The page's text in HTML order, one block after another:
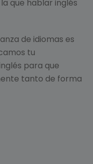
que hablar inglés
de idiomas es
tu
para que
tanto de forma